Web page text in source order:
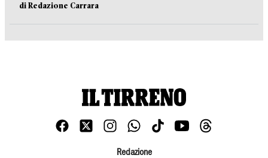
di Redazione Carrara
Redazione